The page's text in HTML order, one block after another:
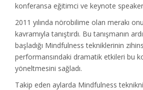
konferansa eğitimci ve keynote speaker
2011 yılında nörobilime olan merakı
kavramıyla tanıştırdı. Bu tanışmanın
başladığı Mindfulness tekniklerinin
performansındaki dramatik etkileri bu
yöneltmesini sağladı.
Takip eden aylarda Mindfulness